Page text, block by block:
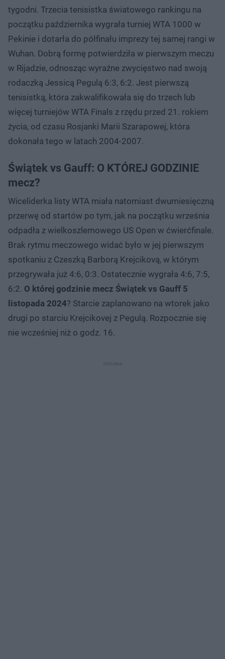
tygodni. Trzecia tenisistka światowego rankingu na
początku października wygrała turniej WTA 1000 w
Pekinie i dotarła do półfinału imprezy tej samej rangi w
Wuhan. Dobrą formę potwierdziła w pierwszym meczu
w Rijadzie, odnosząc wyraźne zwycięstwo nad swoją
rodaczką Jessicą Pegulą 6:3, 6:2. Jest pierwszą
tenisistką, która zakwalifikowała się do trzech lub
więcej turniejów WTA Finals z rzędu przed 21. rokiem
życia, od czasu Rosjanki Marii Szarapowej, która
dokonała tego w latach 2004-2007.
Świątek vs Gauff: O KTÓREJ GODZINIE
mecz?
Wiceliderka listy WTA miała natomiast dwumiesięczną
przerwę od startów po tym, jak na początku września
odpadła z wielkoszlemowego US Open w ćwierćfinale.
Brak rytmu meczowego widać było w jej pierwszym
spotkaniu z Czeszką Barborą Krejcikovą, w którym
przegrywała już 4:6, 0:3. Ostatecznie wygrała 4:6, 7:5,
6:2. O której godzinie mecz Świątek vs Gauff 5
listopada 2024? Starcie zaplanowano na wtorek jako
drugi po starciu Krejcikovej z Pegulą. Rozpocznie się
nie wcześniej niż o godz. 16.